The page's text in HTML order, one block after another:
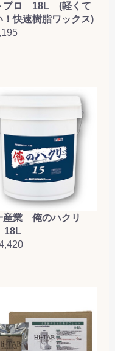
プロ 18L (軽くて
！快速樹脂ワックス)
産業 俺のハクリ